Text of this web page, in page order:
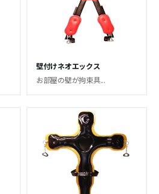
壁付けネオエックス
お部屋の壁が拘束具...